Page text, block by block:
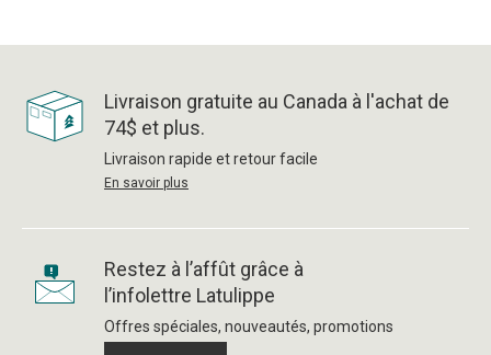
Livraison gratuite au Canada à l'achat de
74$ et plus.
Livraison rapide et retour facile
En savoir plus
Restez à l’affût grâce à
l’infolettre Latulippe
Offres spéciales, nouveautés, promotions